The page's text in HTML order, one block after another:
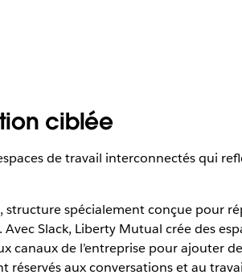
ciblée
de travail interconnectés qui
spécialement conçue pour
Slack, Liberty Mutual crée des
de l’entreprise pour ajouter
aux conversations et au